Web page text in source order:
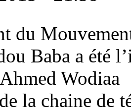
du
Baba a été
la chaine de